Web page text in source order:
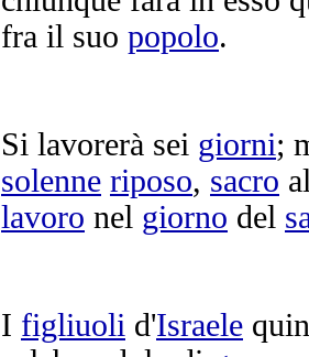
fra il suo popolo.
Si lavorerà sei giorni;
solenne riposo, sacro
lavoro nel giorno del
I figliuoli d'Israele